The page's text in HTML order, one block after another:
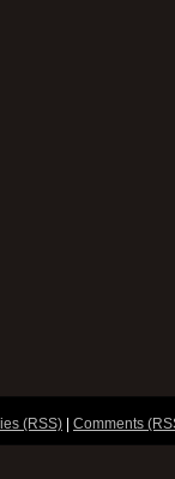
(RSS) Comments